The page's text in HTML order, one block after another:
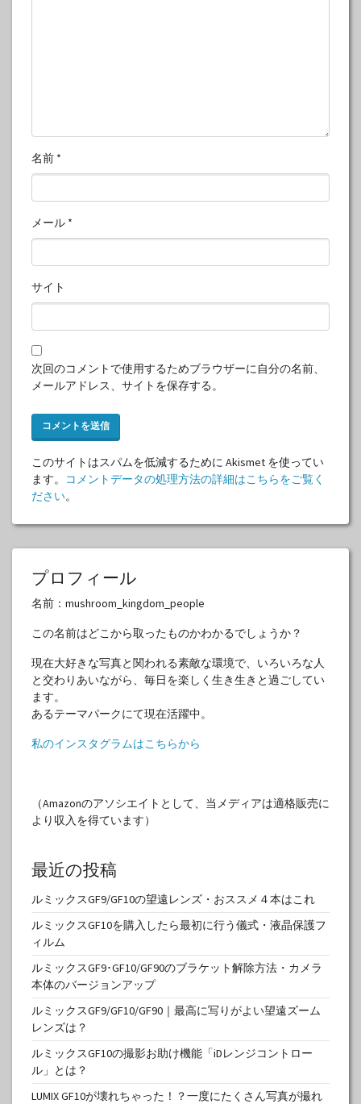
名前 *
メール *
サイト
次回のコメントで使用するためブラウザーに自分の名前、
メールアドレス、サイトを保存する。
このサイトはスパムを低減するために Akismet を使ってい
ます。
コメントデータの処理方法の詳細はこちらをご覧く
ださい。
プロフィール
名前：mushroom_kingdom_people
この名前はどこから取ったものかわかるでしょうか？
現在大好きな写真と関われる素敵な環境で、いろいろな人
と交わりあいながら、毎日を楽しく生き生きと過ごしてい
ます。
あるテーマパークにて現在活躍中。
私のインスタグラムはこちらから
（Amazonのアソシエイトとして、当メディアは適格販売に
より収入を得ています）
最近の投稿
ルミックスGF9/GF10の望遠レンズ・おススメ４本はこれ
ルミックスGF10を購入したら最初に行う儀式・液晶保護フ
ィルム
ルミックスGF9･GF10/GF90のブラケット解除方法・カメラ
本体のバージョンアップ
ルミックスGF9/GF10/GF90｜最高に写りがよい望遠ズーム
レンズは？
ルミックスGF10の撮影お助け機能「iDレンジコントロー
ル」とは？
LUMIX GF10が壊れちゃった！？一度にたくさん写真が撮れ